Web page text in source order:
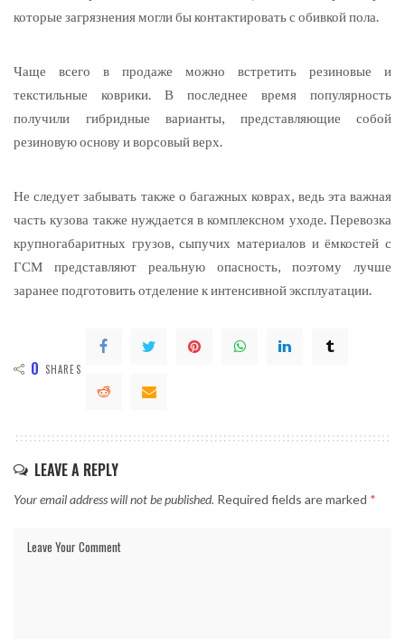
которые загрязнения могли бы контактировать с обивкой пола.
Чаще всего в продаже можно встретить резиновые и
текстильные коврики. В последнее время популярность
получили гибридные варианты, представляющие собой
резиновую основу и ворсовый верх.
Не следует забывать также о багажных коврах, ведь эта важная
часть кузова также нуждается в комплексном уходе. Перевозка
крупногабаритных грузов, сыпучих материалов и ёмкостей с
ГСМ представляют реальную опасность, поэтому лучше
заранее подготовить отделение к интенсивной эксплуатации.
0 SHARES
LEAVE A REPLY
Your email address will not be published. Required fields are marked *